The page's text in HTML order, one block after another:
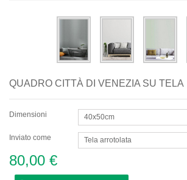
QUADRO CITTÀ DI VENEZIA SU TELA
Dimensioni 40x50cm
Inviato come Tela arrotolata
80,00 €